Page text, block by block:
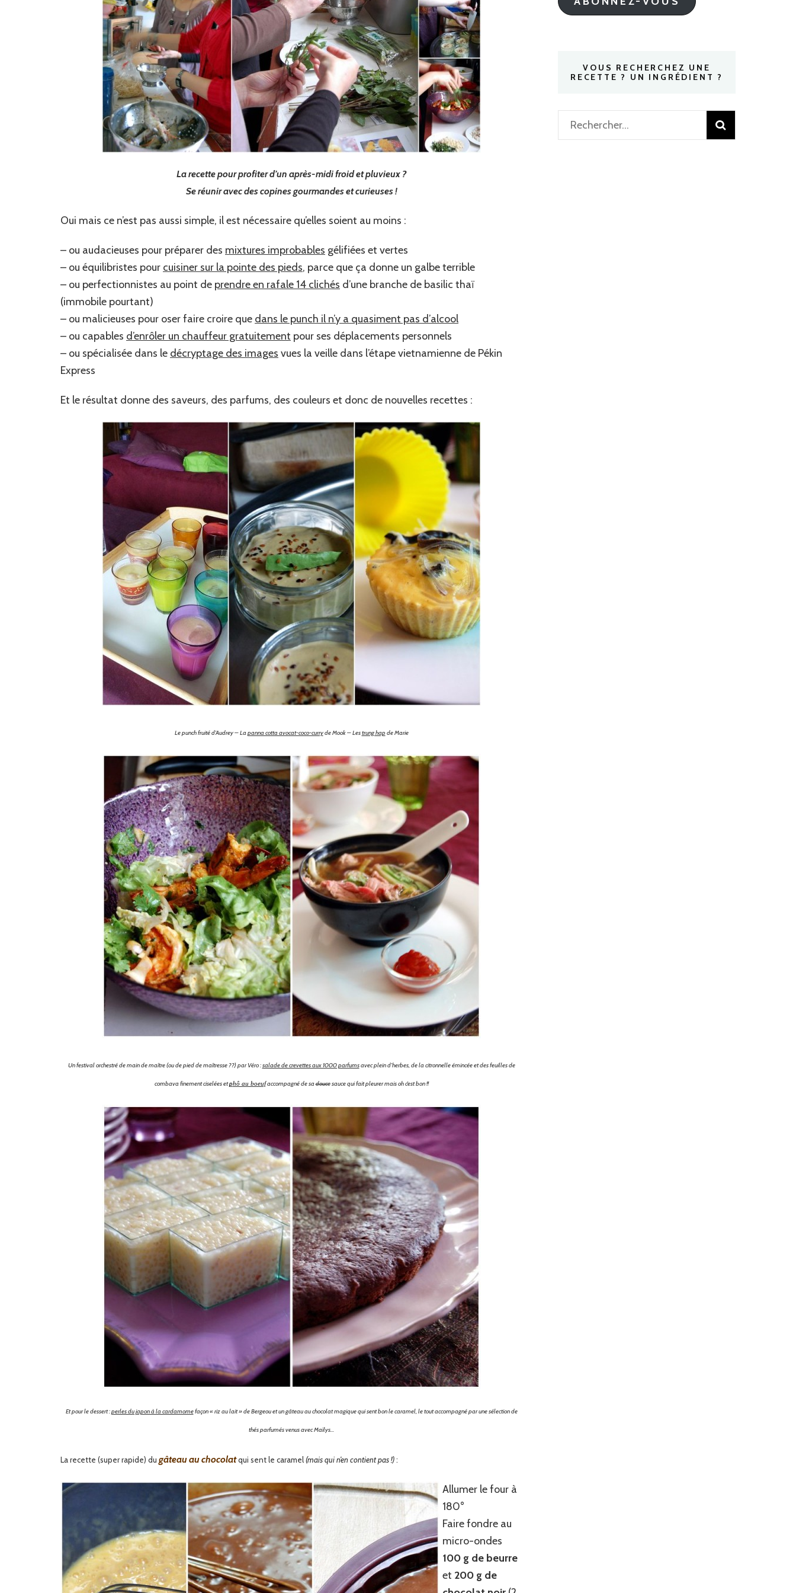
La recette pour profiter d’un après-midi froid et pluvieux ?
Se réunir avec des copines gourmandes et curieuses !
Oui mais ce n’est pas aussi simple, il est nécessaire qu’elles soient au moins :
– ou audacieuses pour préparer des mixtures improbables gélifiées et vertes
– ou équilibristes pour cuisiner sur la pointe des pieds, parce que ça donne un galbe terrible
– ou perfectionnistes au point de prendre en rafale 14 clichés d’une branche de basilic thaï
(immobile pourtant)
– ou malicieuses pour oser faire croire que dans le punch il n’y a quasiment pas d’alcool
– ou capables d’enrôler un chauffeur gratuitement pour ses déplacements personnels
– ou spécialisée dans le décryptage des images vues la veille dans l’étape vietnamienne de Pékin
Express
Et le résultat donne des saveurs, des parfums, des couleurs et donc de nouvelles recettes :
Le punch fruité d’Audrey – Lapanna cotta avocat-coco-curryde Mook – Lestrung hap de Marie
Un festival orchestré de main de maître (ou de pied de maîtresse ??) par Véro :salade de crevettes aux 1000 parfumsavec plein d’herbes, de la citronnelle émincée et des feuilles de
combava finement ciselées etphô au boeufaccompagné de sadoucesauce qui fait pleurer mais oh c’est bon !!
Et pour le dessert :perles du japon à la cardamomefaçon « riz au lait » de Bergeou et un gâteau au chocolat magique qui sent bon le caramel, le tout accompagné par une sélection de
thés parfumés venus avec Maïlys…
La recette (super rapide) du gâteau au chocolatqui sent le caramel(mais qui n’en contient pas !):
Allumer le four à
180°
Faire fondre au
micro-ondes
100 g de beurre
et 200 g de
VOUS RECHERCHEZ UNE
RECETTE ? UN INGRÉDIENT ?
Rechercher :